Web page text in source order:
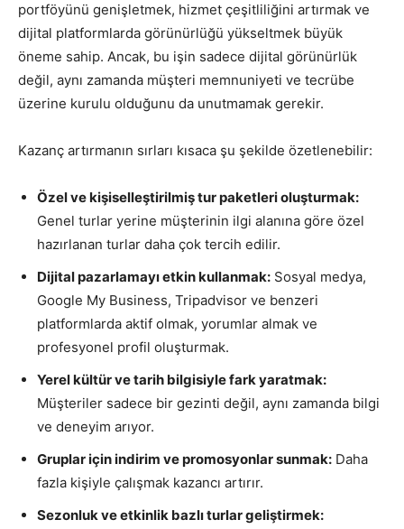
portföyünü genişletmek, hizmet çeşitliliğini artırmak ve
dijital platformlarda görünürlüğü yükseltmek büyük
öneme sahip. Ancak, bu işin sadece dijital görünürlük
değil, aynı zamanda müşteri memnuniyeti ve tecrübe
üzerine kurulu olduğunu da unutmamak gerekir.
Kazanç artırmanın sırları kısaca şu şekilde özetlenebilir:
Özel ve kişiselleştirilmiş tur paketleri oluşturmak:
Genel turlar yerine müşterinin ilgi alanına göre özel
hazırlanan turlar daha çok tercih edilir.
Dijital pazarlamayı etkin kullanmak: Sosyal medya,
Google My Business, Tripadvisor ve benzeri
platformlarda aktif olmak, yorumlar almak ve
profesyonel profil oluşturmak.
Yerel kültür ve tarih bilgisiyle fark yaratmak:
Müşteriler sadece bir gezinti değil, aynı zamanda bilgi
ve deneyim arıyor.
Gruplar için indirim ve promosyonlar sunmak: Daha
fazla kişiyle çalışmak kazancı artırır.
Sezonluk ve etkinlik bazlı turlar geliştirmek: